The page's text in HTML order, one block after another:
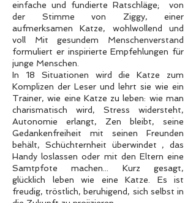
einfache und fundierte Ratschläge; von
der Stimme von Ziggy, einer
aufmerksamen Katze, wohlwollend und
voll Mit gesundem Menschenverstand
formuliert er inspirierte Empfehlungen für
junge Menschen.
In 18 Situationen wird die Katze zum
Komplizen der Leser und lehrt sie wie ein
Trainer, wie eine Katze zu leben: wie man
charismatisch wird, Stress widersteht,
Autonomie erlangt, Zen bleibt, seine
Gedankenfreiheit mit seinen Freunden
behält, Schüchternheit überwindet , das
Handy loslassen oder mit den Eltern eine
Samtpfote machen... Kurz gesagt,
glücklich leben wie eine Katze. Es ist
freudig, tröstlich, beruhigend, sich selbst in